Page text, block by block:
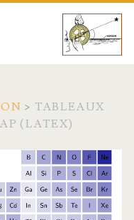
> TABLEAUX
(LATEX)